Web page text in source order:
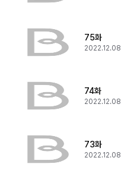
75화
2022.12.08
74화
2022.12.08
73화
2022.12.08